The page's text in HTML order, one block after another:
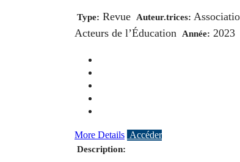
Type: Revue Auteur.trices:
Acteurs de l’Éducation
Année: 2023
More Details Accéder
Description: